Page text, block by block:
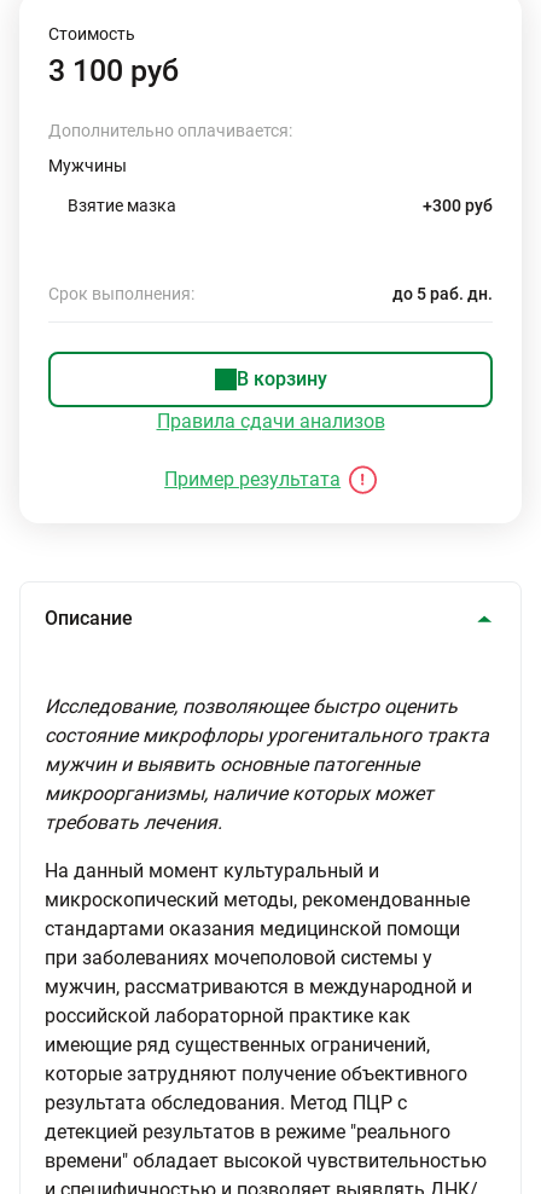
Стоимость
3 100 руб
Дополнительно оплачивается:
Мужчины
Взятие мазка +300 руб
Срок выполнения: до 5 раб. дн.
В корзину
Правила сдачи анализов
Пример результата
Описание
Исследование, позволяющее быстро оценить
состояние микрофлоры урогенитального тракта
мужчин и выявить основные патогенные
микроорганизмы, наличие которых может
требовать лечения.
На данный момент культуральный и
микроскопический методы, рекомендованные
стандартами оказания медицинской помощи
при заболеваниях мочеполовой системы у
мужчин, рассматриваются в международной и
российской лабораторной практике как
имеющие ряд существенных ограничений,
которые затрудняют получение объективного
результата обследования. Метод ПЦР с
детекцией результатов в режиме "реального
времени" обладает высокой чувствительностью